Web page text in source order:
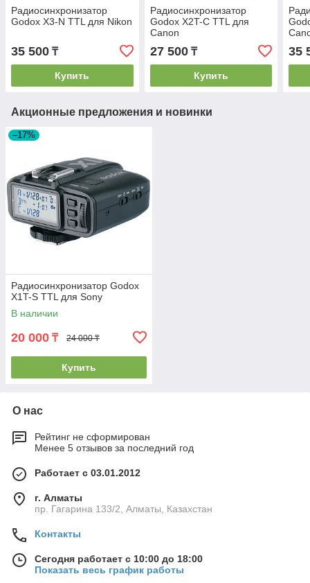
Радиосинхронизатор
Godox X3-N TTL для Nikon
35 500 ₸
Купить
Радиосинхронизатор
Godox X2T-C TTL для
Canon
27 500₸
Купить
35
Акционные предложения и новинки
–17%
Радиосинхронизатор Godox
X1T-S TTL для Sony
В наличии
20 000 ₸ 24 000 ₸
Купить
О нас
Рейтинг не сформирован
Менее 5 отзывов за последний год
Работает с 03.01.2012
г. Алматы
пр. Гагарина 133/2, Алматы, Казахстан
Контакты
Сегодня работает с 10:00 до 18:00
Показать весь график работы